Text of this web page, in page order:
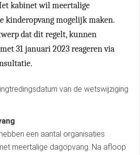
kabinet wil meertalige
kinderopvang mogelijk maken.
dat dit regelt, kunnen
31 januari 2023 reageren via
van de wetswijziging
een aantal organisaties
meertalige dagopvang. Na afloop